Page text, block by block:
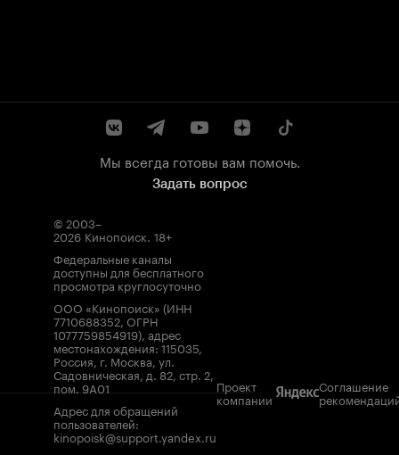
Мы всегда готовы вам помочь.
Задать вопрос
© 2003–
2026 Кинопоиск. 18+
Федеральные каналы
доступны для бесплатного
просмотра круглосуточно
ООО «Кинопоиск» (ИНН
7710688352, ОГРН
1077759854919), адрес
местонахождения: 115035,
Россия, г. Москва, ул.
Садовническая, д. 82, стр. 2,
пом. 9А01
Адрес для обращений
пользователей:
kinopoisk@support.yandex.ru
Проект
компании
Соглашение